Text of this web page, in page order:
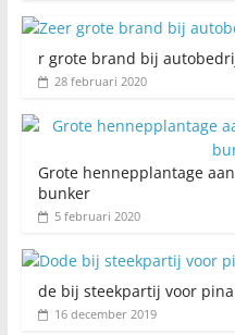
r grote brand bij
28 februari 2020
Grote hennepplantage
bunker
5 februari 2020
de bij steekpartij voor
16 december 2019